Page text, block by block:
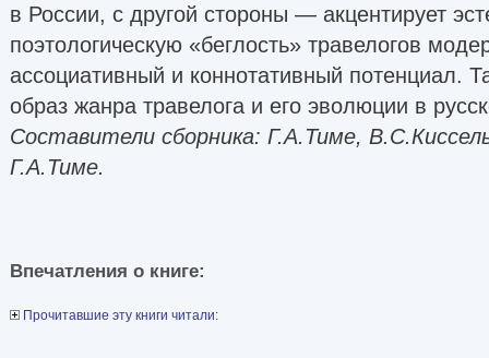
в России, с другой стороны — акцентирует
поэтологическую «беглость» травелогов
ассоциативный и коннотативный потенциал.
образ жанра травелога и его эволюции в
Составители сборника: Г.А.Тиме,
Г.А.Тиме.
Впечатления о книге:
Прочитавшие эту книги читали: